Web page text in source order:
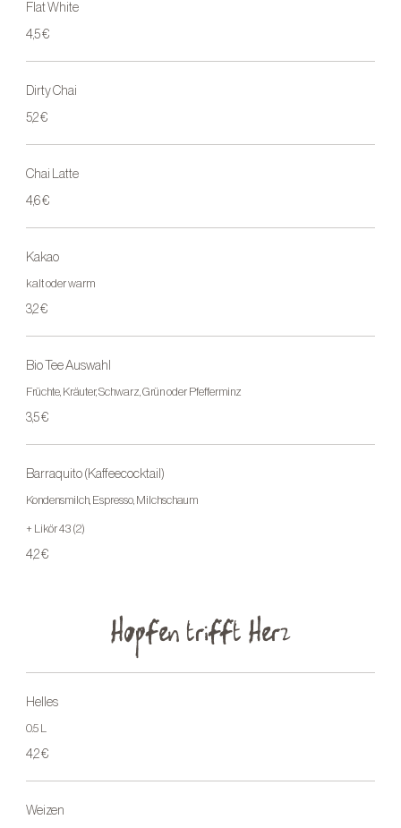
Flat White
4,5 €
Dirty Chai
5,2 €
Chai Latte
4,6 €
Kakao
kalt oder warm
3,2 €
Bio Tee Auswahl
3,5 €
Barraquito (Kaffeecocktail)
Kondensmilch, Espresso, Milchschaum
+ Likör 43 (2)
4,2 €
Hopfen trifft Herz
Helles
0.5 L
4,2 €
Weizen